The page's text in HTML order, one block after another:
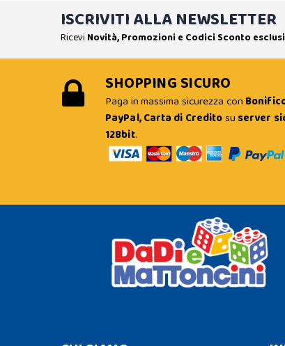
ISCRIVITI ALLA NEWSLETTER
Ricevi Novità, Promozioni e Codici Sconto
SHOPPING SICURO
Paga in massima sicurezza con
PayPal, Carta di Creditosu server
128bit.